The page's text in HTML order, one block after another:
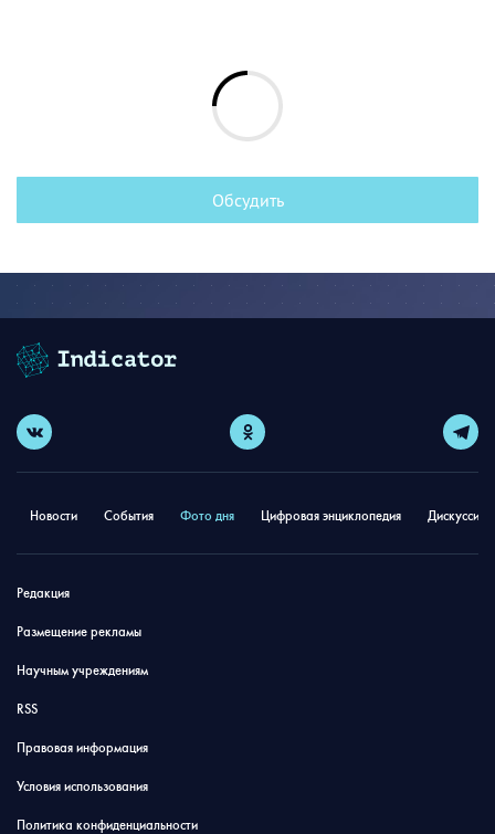
Обсудить
Новости События Фото дня Цифровая энциклопедия
Редакция
Размещение рекламы
Научным учреждениям
RSS
Правовая информация
Условия использования
Политика конфиденциальности